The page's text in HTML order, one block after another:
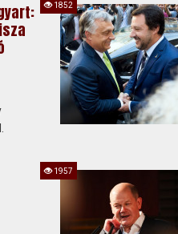
1852
1957